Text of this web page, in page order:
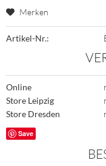
Merken
Artikel-Nr.:
Online
Store Leipzig
Store Dresden
Save